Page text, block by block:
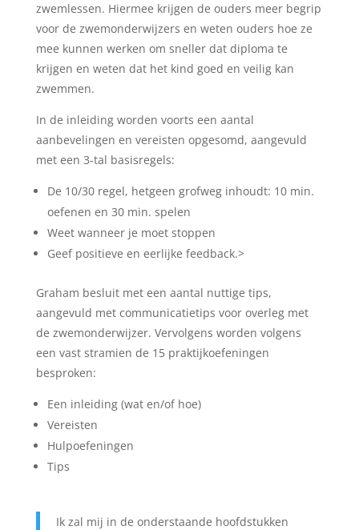
zwemlessen. Hiermee krijgen de ouders meer begrip
voor de zwemonderwijzers en weten ouders hoe ze
mee kunnen werken om sneller dat diploma te
krijgen en weten dat het kind goed en veilig kan
zwemmen.
In de inleiding worden voorts een aantal
aanbevelingen en vereisten opgesomd, aangevuld
met een 3-tal basisregels:
De 10/30 regel, hetgeen grofweg inhoudt: 10 min.
oefenen en 30 min. spelen
Weet wanneer je moet stoppen
Geef positieve en eerlijke feedback.>
Graham besluit met een aantal nuttige tips,
aangevuld met communicatietips voor overleg met
de zwemonderwijzer. Vervolgens worden volgens
een vast stramien de 15 praktijkoefeningen
besproken:
Een inleiding (wat en/of hoe)
Vereisten
Hulpoefeningen
Tips
Ik zal mij in de onderstaande hoofdstukken